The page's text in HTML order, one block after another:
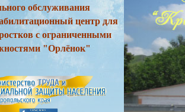
обслуживания
центр для
с ограниченными
"Орлёнок"